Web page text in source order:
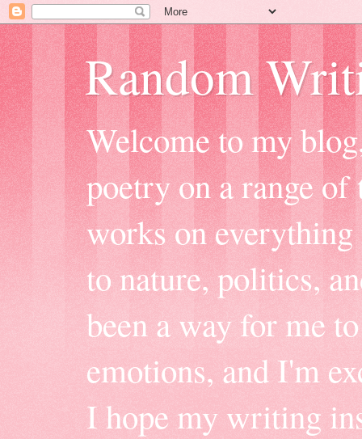
Random
Welcome to my
poetry on a range
works on
to nature, politics,
been a way for me
emotions, and I'm
I hope my writing